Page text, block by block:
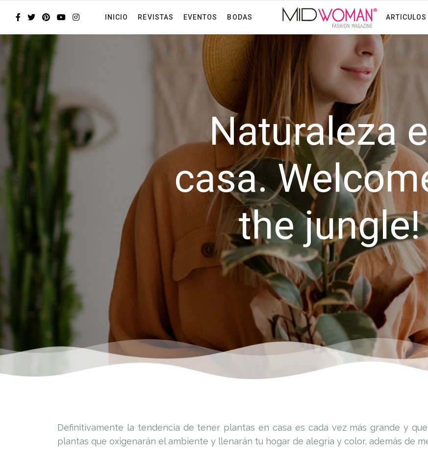
INICIO REVISTAS EVENTOS BODAS ARTICULOS
Naturaleza
casa.
the jungle!
Definitivamente la tendencia de tener plantas en casa es cada vez más grande y
plantas que oxigenarán el ambiente y llenarán tu hogar de alegría y color, además de